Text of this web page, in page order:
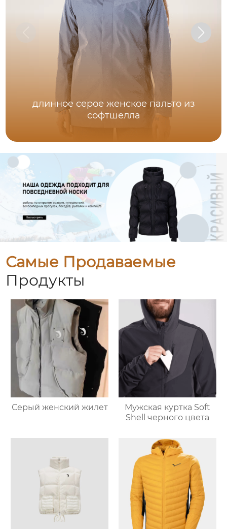
длинное серое женское пальто из
софтшелла
Самые Продаваемые
Продукты
Серый женский жилет
Мужская куртка Soft
Shell черного цвета